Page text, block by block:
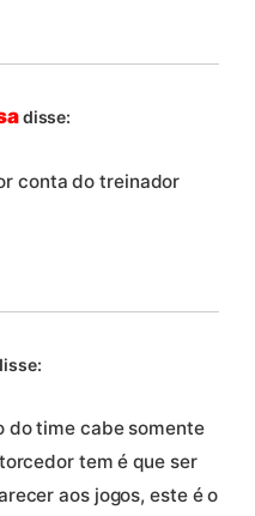
disse:
conta do treinador
do time cabe somente
tem é que ser
aos jogos, este é o